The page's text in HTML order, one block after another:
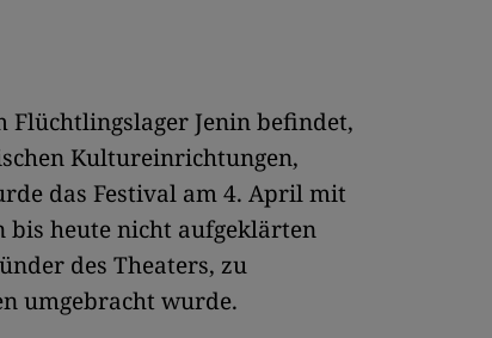
Flüchtlingslager Jenin befindet,
Kultureinrichtungen,
das Festival am 4. April mit
bis heute nicht aufgeklärten
des Theaters, zu
umgebracht wurde.